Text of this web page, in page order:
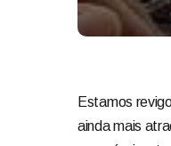
Estamos
ainda mais